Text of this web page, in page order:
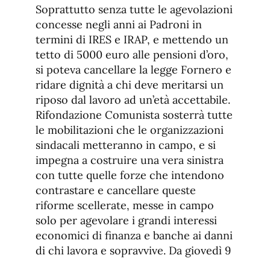
Soprattutto senza tutte le agevolazioni
concesse negli anni ai Padroni in
termini di IRES e IRAP, e mettendo un
tetto di 5000 euro alle pensioni d’oro,
si poteva cancellare la legge Fornero e
ridare dignità a chi deve meritarsi un
riposo dal lavoro ad un’età accettabile.
Rifondazione Comunista sosterrà tutte
le mobilitazioni che le organizzazioni
sindacali metteranno in campo, e si
impegna a costruire una vera sinistra
con tutte quelle forze che intendono
contrastare e cancellare queste
riforme scellerate, messe in campo
solo per agevolare i grandi interessi
economici di finanza e banche ai danni
di chi lavora e sopravvive. Da giovedì 9